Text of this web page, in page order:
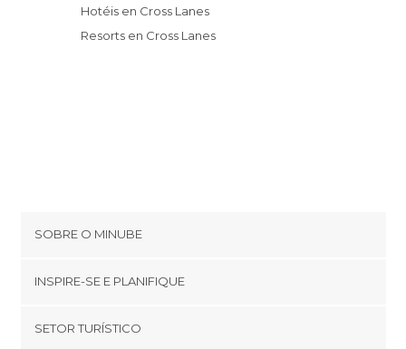
Hotéis en Cross Lanes
Resorts en Cross Lanes
SOBRE O MINUBE
Términos e Condições
INSPIRE-SE E PLANIFIQUE
footer@item_discovertips_anchor
SETOR TURÍSTICO